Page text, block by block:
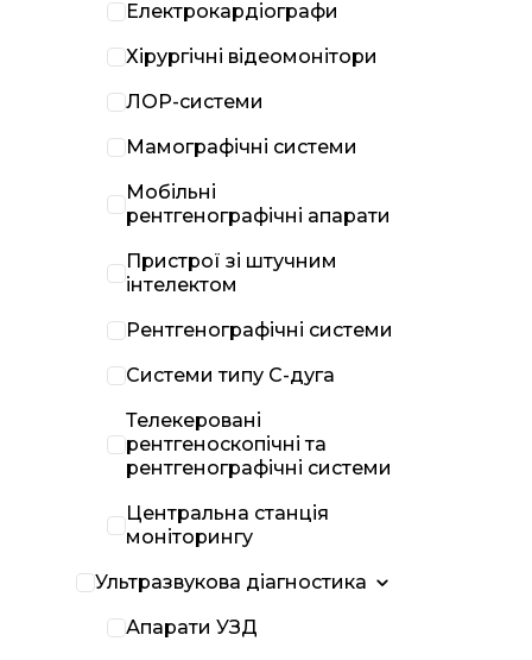
Електрокардіографи
Хірургічні відеомонітори
ЛОР-системи
Мамографічні системи
Мобільні
рентгенографічні апарати
Пристрої зі штучним
інтелектом
Рентгенографічні системи
Системи типу С-дуга
Телекеровані
рентгеноскопічні та
рентгенографічні системи
Центральна станція
моніторингу
Ультразвукова діагностика
Апарати УЗД